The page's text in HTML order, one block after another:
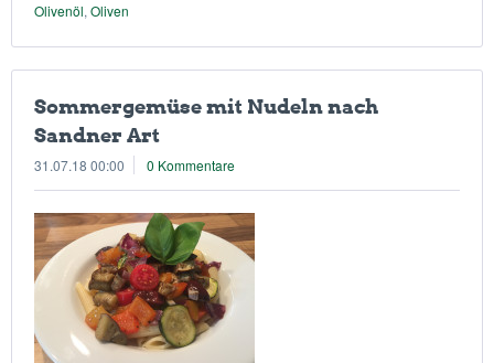
Olivenöl, Oliven
Sommergemüse mit Nudeln nach
Sandner Art
31.07.18 00:00 0 Kommentare